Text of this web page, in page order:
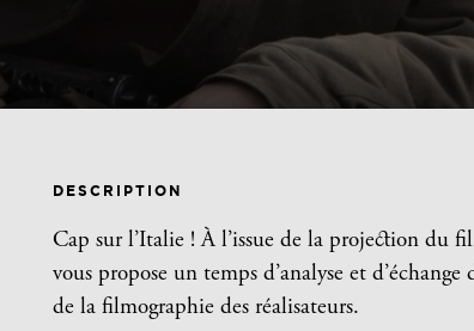
DESCRIPTION
Cap sur l’Italie ! À l’issue de la projection du
vous propose un temps d’analyse et
de la filmographie des réalisateurs.